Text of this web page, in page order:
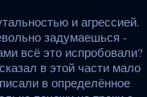
и агрессией.
задумаешься -
всё это испробовали?
в этой части мало
в определённое